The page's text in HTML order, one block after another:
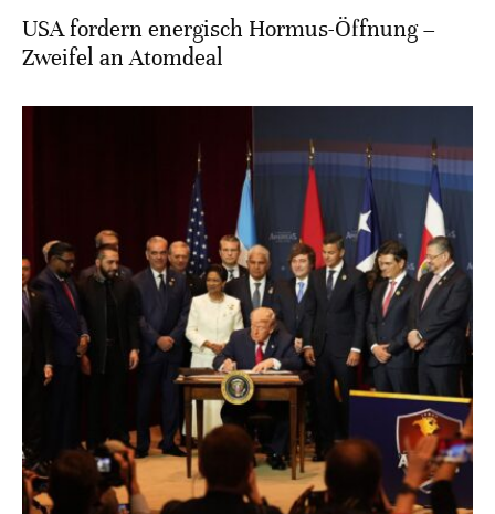
USA fordern energisch Hormus-Öffnung –
Zweifel an Atomdeal